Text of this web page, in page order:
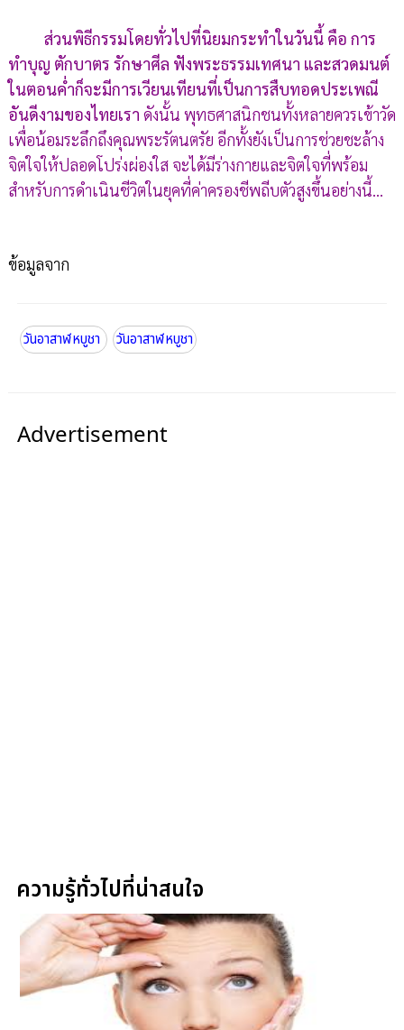
ส่วนพิธีกรรมโดยทั่วไปที่นิยมกระทำในวันนี้ คือ การ
ทำบุญ ตักบาตร รักษาศีล ฟังพระธรรมเทศนา และสวดมนต์
ในตอนค่ำก็จะมีการเวียนเทียนที่เป็นการสืบทอดประเพณี
อันดีงามของไทยเรา ดังนั้น พุทธศาสนิกชนทั้งหลายควรเข้าวัด
เพื่อน้อมระลึกถึงคุณพระรัตนตรัย อีกทั้งยังเป็นการช่วยชะล้าง
จิตใจให้ปลอดโปร่งผ่องใส จะได้มีร่างกายและจิตใจที่พร้อม
สำหรับการดำเนินชีวิตในยุคที่ค่าครองชีพถีบตัวสูงขึ้นอย่างนี้...
ข้อมูลจาก
วันอาสาฬหบูชา วันอาสาฬหบูชา
Advertisement
ความรู้ทั่วไปที่น่าสนใจ